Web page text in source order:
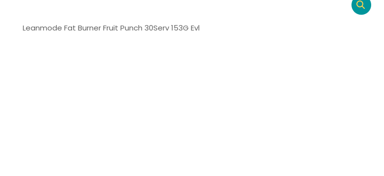
Leanmode Fat Burner Fruit Punch 30Serv 153G Evl